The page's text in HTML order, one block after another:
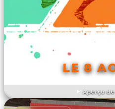
Aperçu
LE 8